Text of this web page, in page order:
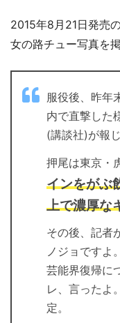
2015年8月21日発売
女の路チュー写真を
服役後、昨年
内で直撃した
(講談社)が報
押尾は東京・
インをがぶ
上で濃厚な
その後、記者
ノジョですよ
芸能界復帰に
レ、言ったよ
定。